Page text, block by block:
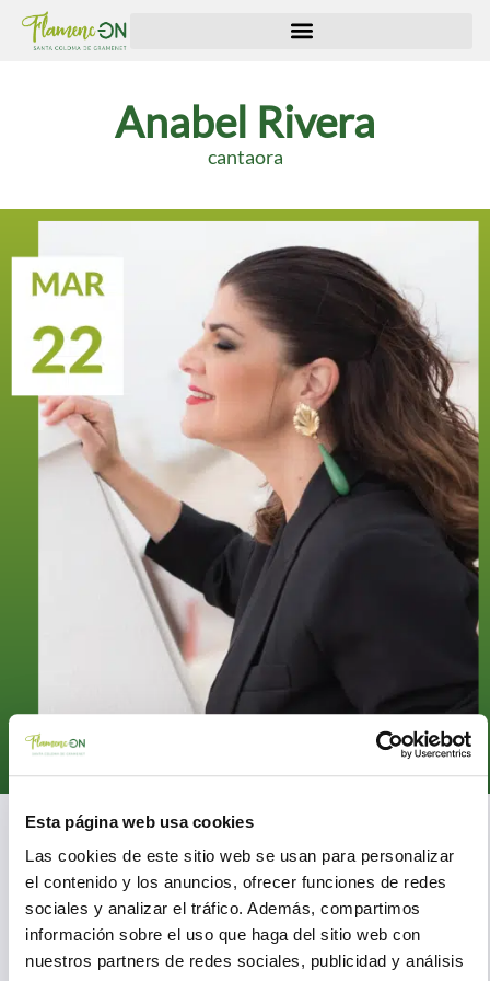
Esta página web usa cookies
Las cookies de este sitio web se usan para personalizar
el contenido y los anuncios, ofrecer funciones de redes
sociales y analizar el tráfico. Además, compartimos
información sobre el uso que haga del sitio web con
nuestros partners de redes sociales, publicidad y análisis
Anabel Rivera
cantaora
Anabel Rivera
en el Flamenc-ON ’25
Reconocida como una de las grandes voces del flamenco
actual, el estilo de Anabel Rivera destaca por estar